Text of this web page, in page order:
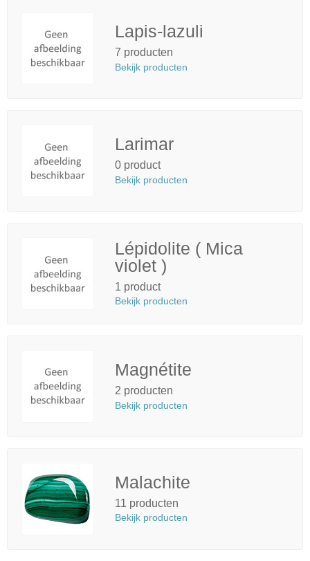
Lapis-lazuli
7 producten
Bekijk producten
Larimar
0 product
Bekijk producten
Lépidolite ( Mica
violet )
1 product
Bekijk producten
Magnétite
2 producten
Bekijk producten
Malachite
11 producten
Bekijk producten